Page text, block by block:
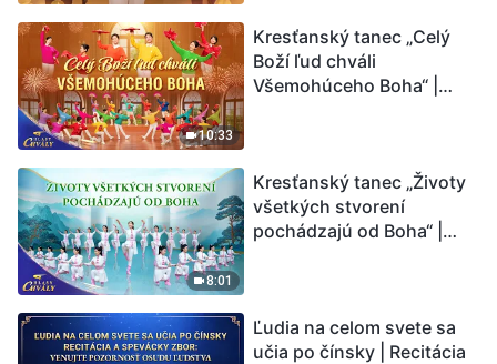
10:33
Kresťanský tanec „Celý
Boží ľud chváli
Všemohúceho Boha“ |
8:01
Kresťanský tanec „Životy
všetkých stvorení
pochádzajú od Boha“ |
Ľudia na celom svete sa
učia po čínsky | Recitácia